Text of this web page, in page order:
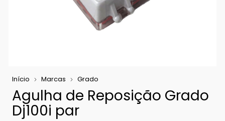
Início Marcas Grado
Agulha de Reposição Grado
Dj100i par